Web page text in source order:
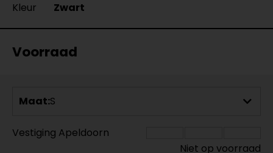
Kleur
Zwart
Voorraad
Maat:S
Vestiging Apeldoorn
Niet op voorraad